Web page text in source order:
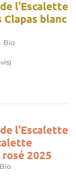
l'Escalette
Clapas blanc
Bio
)
l'Escalette
rosé 2025
Bio